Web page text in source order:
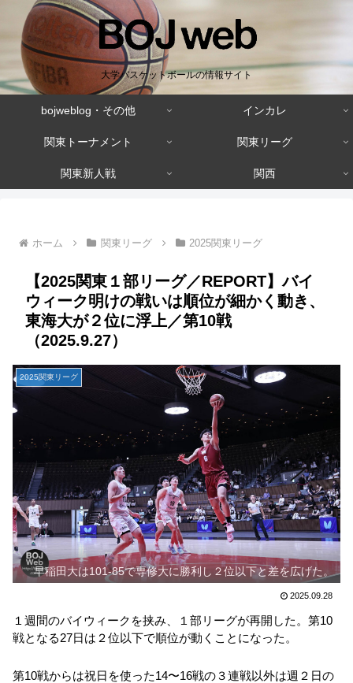
大学バスケットボールの情報サイト
bojweblog・その他 インカレ
関東トーナメント 関東リーグ
関東新人戦 関西
ホーム 関東リーグ 2025関東リーグ
【2025関東１部リーグ／REPORT】バイ
ウィーク明けの戦いは順位が細かく動き、
東海大が２位に浮上／第10戦
（2025.9.27）
2025関東リーグ
早稲田大は101-85で専修大に勝利し２位以下と差を広げた。
2025.09.28
１週間のバイウィークを挟み、１部リーグが再開した。第10
戦となる27日は２位以下で順位が動くことになった。
第10戦からは祝日を使った14〜16戦の３連戦以外は週２日の